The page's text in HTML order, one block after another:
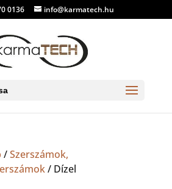
0136 info@karmatech.hu
/Szerszámok,
/ Dízel